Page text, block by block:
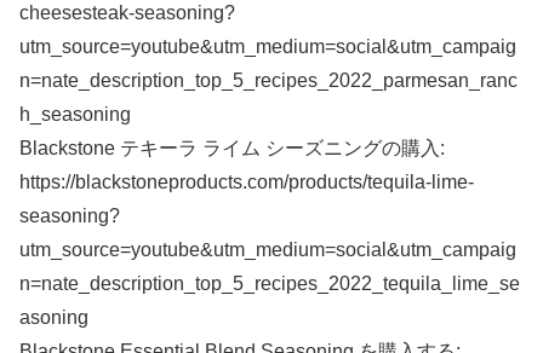
cheesesteak-seasoning?
utm_source=youtube&utm_medium=social&utm_campaig
n=nate_description_top_5_recipes_2022_parmesan_ranc
h_seasoning
Blackstone テキーラ ライム シーズニングの購入:
https://blackstoneproducts.com/products/tequila-lime-
seasoning?
utm_source=youtube&utm_medium=social&utm_campaig
n=nate_description_top_5_recipes_2022_tequila_lime_se
asoning